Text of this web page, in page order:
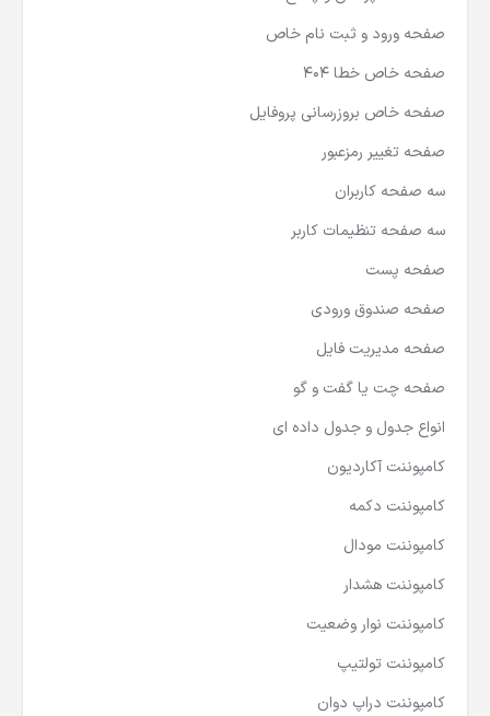
صفحه ورود و ثبت نام خاص
صفحه خاص خطا 404
صفحه خاص بروزرسانی پروفایل
صفحه تغییر رمزعبور
سه صفحه کاربران
سه صفحه تنظیمات کاربر
صفحه پست
صفحه صندوق ورودی
صفحه مدیریت فایل
صفحه چت یا گفت و گو
انواع جدول و جدول داده ای
کامپوننت آکاردیون
کامپوننت دکمه
کامپوننت مودال
کامپوننت هشدار
کامپوننت نوار وضعیت
کامپوننت تولتیپ
کامپوننت دراپ دوان